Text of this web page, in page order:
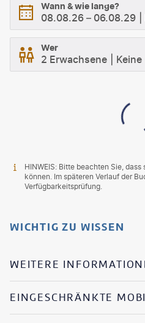
Wann & wie lange?
08.08.26 – 06.08.29
Wer
2 Erwachsene
HINWEIS: Bitte beachten Sie,
können. Im späteren Verlauf der
Verfügbarkeitsprüfung.
WICHTIG ZU WISSEN
WEITERE
EINGESCHRÄNKTE